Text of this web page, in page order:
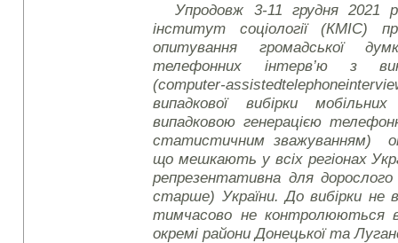
Упродовж 3-11 грудня 2021
інститут соціології (КМІС)
опитування громадської
телефонних інтерв’ю з
(computer-assistedtelephone
випадкової вибірки
випадковою генерацією
статистичним зважуванням)
що мешкають у всіх регіонах
репрезентативна для дорослого
старше) України. До вибірки не
тимчасово не контролюються
окремі райони Донецької та